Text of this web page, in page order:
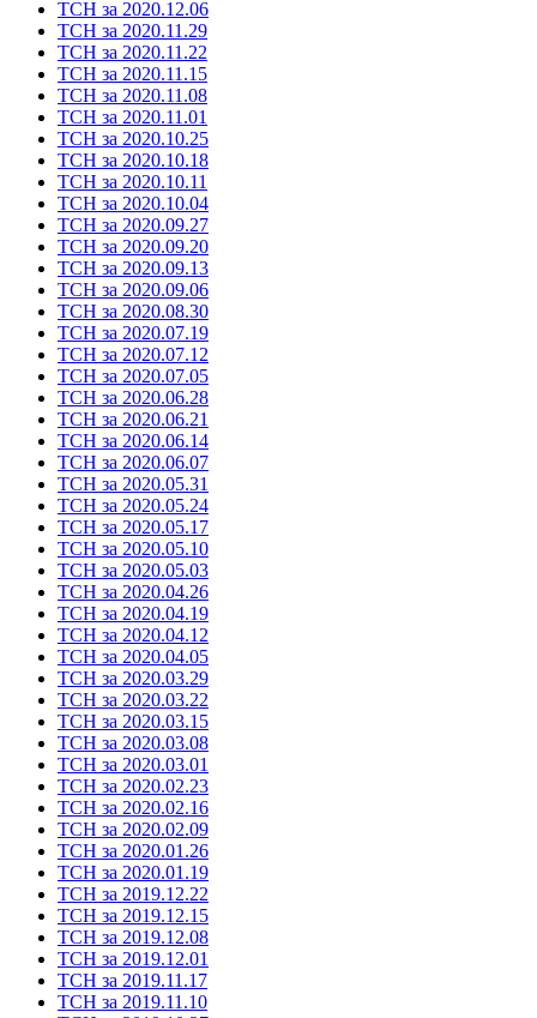
ТСН за 2020.12.06
ТСН за 2020.11.29
ТСН за 2020.11.22
ТСН за 2020.11.15
ТСН за 2020.11.08
ТСН за 2020.11.01
ТСН за 2020.10.25
ТСН за 2020.10.18
ТСН за 2020.10.11
ТСН за 2020.10.04
ТСН за 2020.09.27
ТСН за 2020.09.20
ТСН за 2020.09.13
ТСН за 2020.09.06
ТСН за 2020.08.30
ТСН за 2020.07.19
ТСН за 2020.07.12
ТСН за 2020.07.05
ТСН за 2020.06.28
ТСН за 2020.06.21
ТСН за 2020.06.14
ТСН за 2020.06.07
ТСН за 2020.05.31
ТСН за 2020.05.24
ТСН за 2020.05.17
ТСН за 2020.05.10
ТСН за 2020.05.03
ТСН за 2020.04.26
ТСН за 2020.04.19
ТСН за 2020.04.12
ТСН за 2020.04.05
ТСН за 2020.03.29
ТСН за 2020.03.22
ТСН за 2020.03.15
ТСН за 2020.03.08
ТСН за 2020.03.01
ТСН за 2020.02.23
ТСН за 2020.02.16
ТСН за 2020.02.09
ТСН за 2020.01.26
ТСН за 2020.01.19
ТСН за 2019.12.22
ТСН за 2019.12.15
ТСН за 2019.12.08
ТСН за 2019.12.01
ТСН за 2019.11.17
ТСН за 2019.11.10